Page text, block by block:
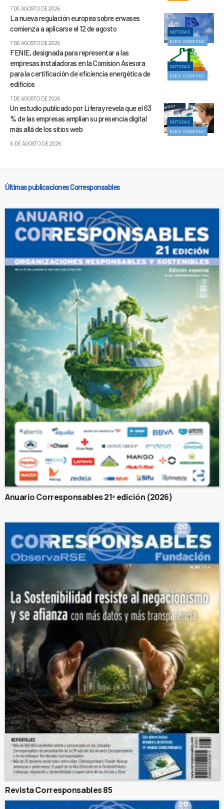
7 DE AGOSTO DE 2026
NOTICIAS
BUEN GOBIERNO
La nueva regulación europea sobre envases
comienza a aplicarse el 12 de agosto
7 DE AGOSTO DE 2026
NOTICIAS
BUEN GOBIERNO
FENIE, designada para representar a las
empresas instaladoras en la Comisión Asesora
para la certificación de eficiencia energética de
edificios
7 DE AGOSTO DE 2026
NOTICIAS
BUEN GOBIERNO
Un estudio publicado por Liferay revela que el 63
% de las empresas amplían su presencia digital
más allá de los sitios web
6 DE AGOSTO DE 2026
Últimas publicaciones Corresponsables
Anuario Corresponsables 21ª edición (2026)
Revista Corresponsables 85